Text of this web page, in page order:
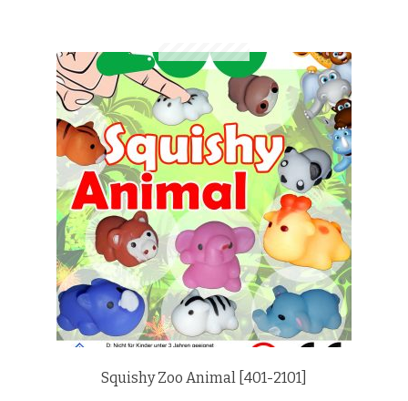
Squishy Zoo Animal [401-2101]